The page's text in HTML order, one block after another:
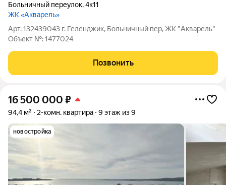
Больничный переулок,4к11
ЖК «Акварель»
Арт. 132439043 г. Геленджик, Больничный пер, ЖК "Акварель"
Oбъект №: 1477024
Позвонить
16 500 000 ₽
94,4 м² 2-комн. квартира 9 этаж из 9
новостройка